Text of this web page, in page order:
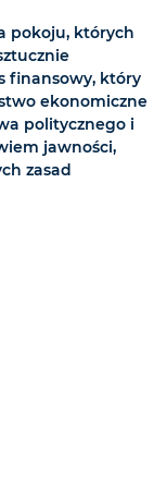
pokoju, których
finansowy, który
ekonomiczne
politycznego i
jawności,
zasad